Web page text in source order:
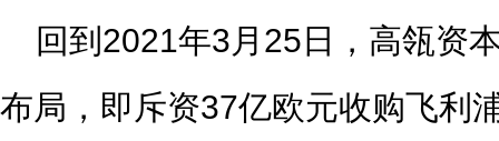
回到2021年3月25日，高瓴资
布局，即斥资37亿欧元收购飞利